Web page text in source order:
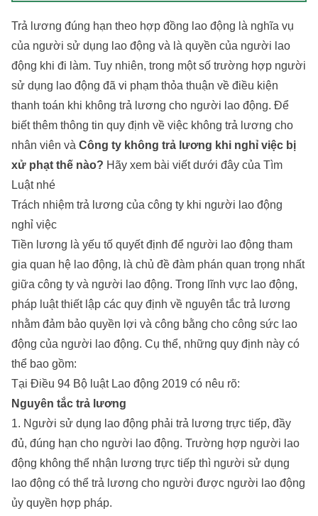
Trả lương đúng hạn theo hợp đồng lao động là nghĩa vụ
của người sử dụng lao động và là quyền của người lao
động khi đi làm. Tuy nhiên, trong một số trường hợp người
sử dụng lao động đã vi phạm thỏa thuận về điều kiện
thanh toán khi không trả lương cho người lao động. Để
biết thêm thông tin quy định về việc không trả lương cho
nhân viên và Công ty không trả lương khi nghỉ việc bị
xử phạt thế nào? Hãy xem bài viết dưới đây của Tìm
Luậtnhé
Trách nhiệm trả lương của công ty khi người lao động
nghỉ việc
Tiền lương là yếu tố quyết định để người lao động tham
gia quan hệ lao động, là chủ đề đàm phán quan trọng nhất
giữa công ty và người lao động. Trong lĩnh vực lao động,
pháp luật thiết lập các quy định về nguyên tắc trả lương
nhằm đảm bảo quyền lợi và công bằng cho công sức lao
động của người lao động. Cụ thể, những quy định này có
thể bao gồm:
Tại Điều 94 Bộ luật Lao động 2019 có nêu rõ:
Nguyên tắc trả lương
1. Người sử dụng lao động phải trả lương trực tiếp, đầy
đủ, đúng hạn cho người lao động. Trường hợp người lao
động không thể nhận lương trực tiếp thì người sử dụng
lao động có thể trả lương cho người được người lao động
ủy quyền hợp pháp.